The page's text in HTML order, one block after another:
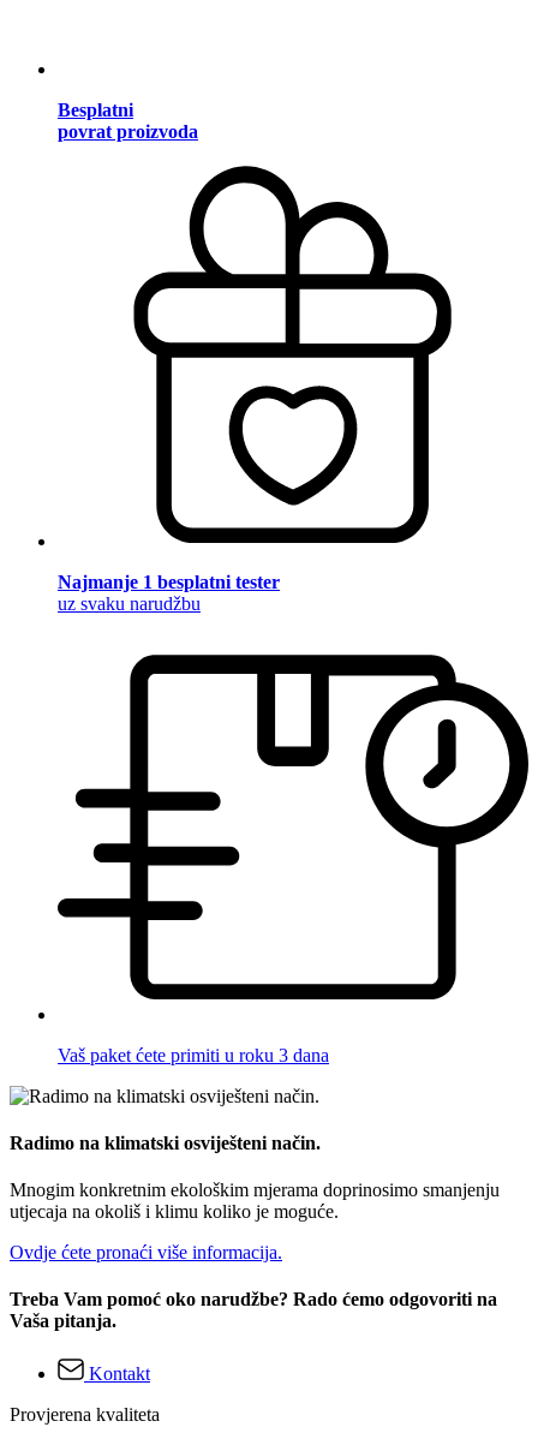
Besplatni
povrat proizvoda
Najmanje 1 besplatni tester
uz svaku narudžbu
Vaš paket ćete primiti u roku 3 dana
Radimo na klimatski osviješteni način.
Mnogim konkretnim ekološkim mjerama doprinosimo smanjenju
utjecaja na okoliš i klimu koliko je moguće.
Ovdje ćete pronaći više informacija.
Treba Vam pomoć oko narudžbe? Rado ćemo odgovoriti na
Vaša pitanja.
Kontakt
Provjerena kvaliteta